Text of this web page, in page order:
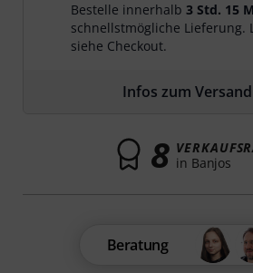
Bestelle innerhalb3 Std. 15
schnellstmögliche Lieferung.
siehe Checkout.
Infos zum Versand
8 in Banjos
Beratung